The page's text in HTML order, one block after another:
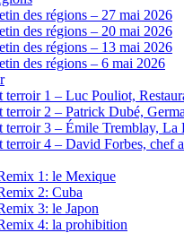
des régions – 27 mai 2026
des régions – 20 mai 2026
des régions – 13 mai 2026
des régions – 6 mai 2026
terroir 1 – Luc Pouliot,
terroir 2 – Patrick Dubé,
terroir 3 – Émile Tremblay, La
terroir 4 – David Forbes, chef
1: le Mexique
2: Cuba
3: le Japon
4: la prohibition